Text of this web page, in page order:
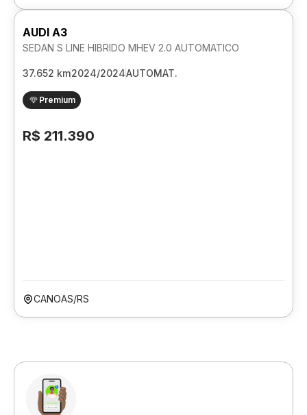
AUDI A3
SEDAN S LINE HIBRIDO MHEV 2.0 AUTOMATICO
37.652 km2024/2024AUTOMAT.
Premium
R$ 211.390
CANOAS/RS